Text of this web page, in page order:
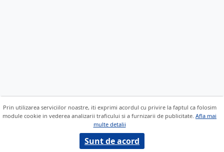
Prin utilizarea serviciilor noastre, iti exprimi acordul cu privire la faptul ca folosim
module cookie in vederea analizarii traficului si a furnizarii de publicitate. Afla mai
multe detalii
Sunt de acord